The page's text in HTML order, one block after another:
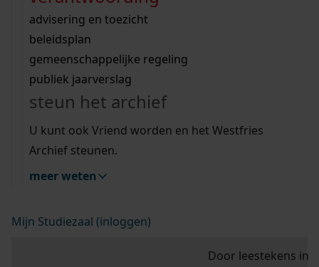
bouwvergunningen
omgevingsvergunningen
vergunningen
beeld en geluid
uitleg nodig?
Wij helpen u op weg met een aantal zoektips.
bekijk alle zoektips
Wij helpen u op weg met een aantal zoektips.
bekijk alle zoektips
bekijk ons geschiedenislokaal
advisering en toezicht
beleidsplan
gemeenschappelijke regeling
publiek jaarverslag
steun het archief
U kunt ook Vriend worden en het Westfries
Archief steunen.
meer weten
“kapvergunning” of “parkeren”
hulp nodig?
Deze zoektips helpen u op weg.
Mijn Studiezaal (inloggen)
Door leestekens in